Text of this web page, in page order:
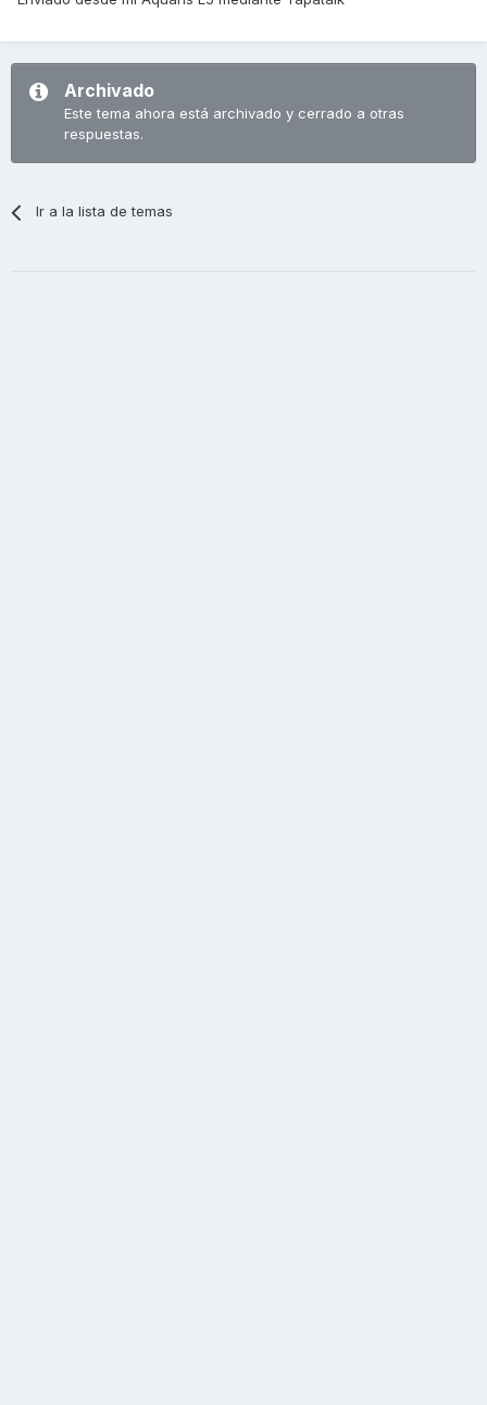
Archivado
Este tema ahora está archivado y cerrado a otras
respuestas.
Ir a la lista de temas